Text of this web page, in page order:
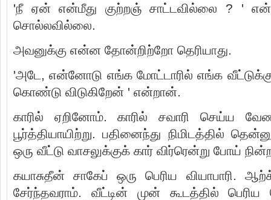
'நீ ஏன் என்மீது குற்றஞ் சாட்டவில்லை ? '
சொல்லவில்லை.
அவனுக்கு என்ன தோன்றிற்றோ தெரியாது.
'அடே, என்னோடு எங்க மோட்டாரில் எங்க
கொண்டு விடுகிறேன் ' என்றான்.
காரில் ஏறினோம். காரில் சவாரி செய்ய
பூர்த்தியாயிற்று. பதினைந்து நிமிடத்தில்
ஒரு வீட்டு வாசலுக்குக் கார் விர்ரென்று போய்
கயாசுதீன் சாகேப் ஒரு பெரிய வியாபாரி.
சேர்ந்தவராம். வீட்டின் முன் கூடத்தில்